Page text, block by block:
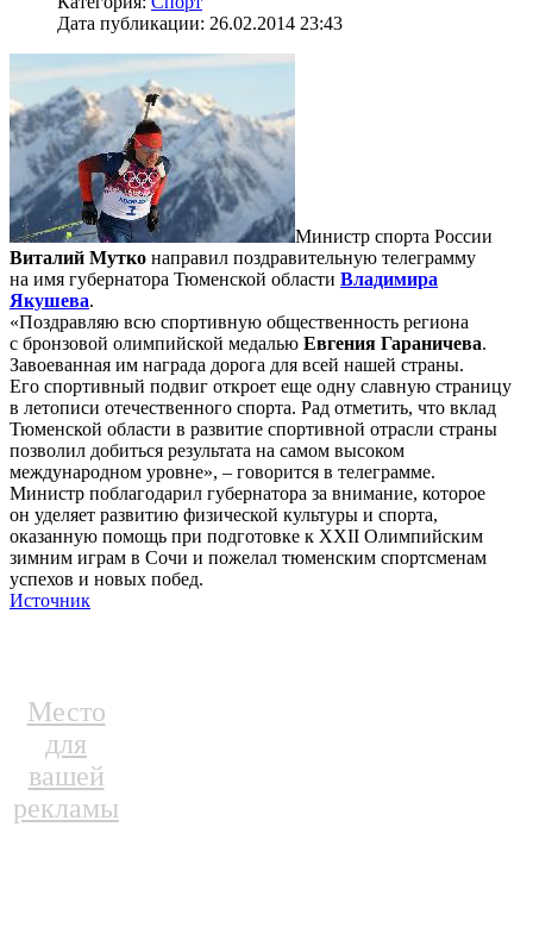
Дата публикации: 26.02.2014 23:43
Министр спорта России
Виталий Мутко направил поздравительную телеграмму
на имя губернатора Тюменской области Владимира
Якушева.
«Поздравляю всю спортивную общественность региона
с бронзовой олимпийской медалью Евгения Гараничева.
Завоеванная им награда дорога для всей нашей страны.
Его спортивный подвиг откроет еще одну славную страницу
в летописи отечественного спорта. Рад отметить, что вклад
Тюменской области в развитие спортивной отрасли страны
позволил добиться результата на самом высоком
международном уровне», – говорится в телеграмме.
Министр поблагодарил губернатора за внимание, которое
он уделяет развитию физической культуры и спорта,
оказанную помощь при подготовке к XXII Олимпийским
зимним играм в Сочи и пожелал тюменским спортсменам
успехов и новых побед.
Источник
Место
для
вашей
рекламы